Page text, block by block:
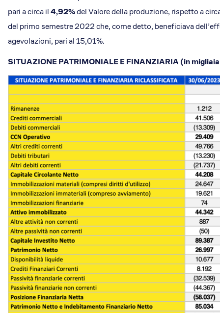
pari a circa il4,92%del Valore della produzione, rispetto a
del primo semestre 2022 che, come detto, beneficiava
agevolazioni, pari al 15,01%.
SITUAZIONE PATRIMONIALE E FINANZIARIA (in